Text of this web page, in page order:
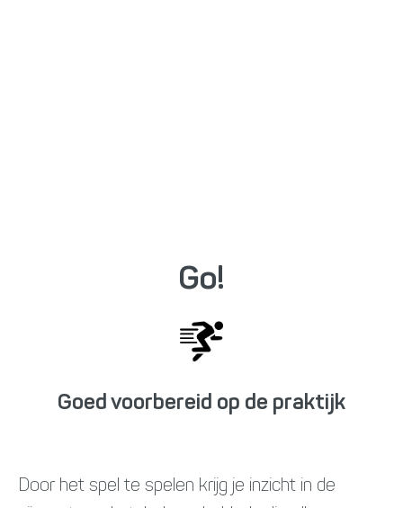
Go!
Goed voorbereid op de praktijk
Door het spel te spelen krijg je inzicht in de